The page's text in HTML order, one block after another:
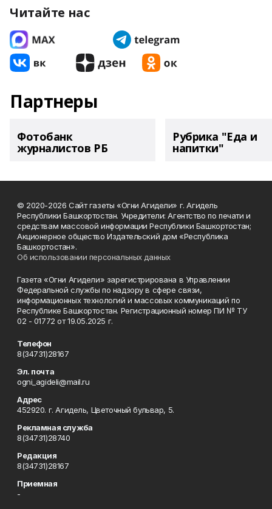
Читайте нас
Партнеры
Фотобанк
журналистов РБ
Рубрика "Еда и
напитки"
© 2020-2026 Сайт газеты «Огни Агидели» г. Агидель
Республики Башкортостан. Учредители: Агентство по печати и
средствам массовой информации Республики Башкортостан;
Акционерное общество Издательский дом «Республика
Башкортостан».
Об использовании персональных данных
Газета «Огни Агидели» зарегистрирована в Управлении
Федеральной службы по надзору в сфере связи,
информационных технологий и массовых коммуникаций по
Республике Башкортостан. Регистрационный номер ПИ № ТУ
02 - 01772 от 19.05.2025 г.
Телефон
8(34731)28167
Эл. почта
ogni_agideli@mail.ru
Адрес
452920. г. Агидель, Цветочный бульвар, 5.
Рекламная служба
8(34731)28740
Редакция
8(34731)28167
Приемная
-